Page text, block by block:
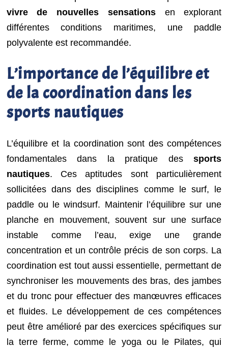
vivre de nouvelles sensationsen explorant
différentes conditions maritimes, une paddle
polyvalente est recommandée.
L’importance de l’équilibre et
de la coordination dans les
sports nautiques
L’équilibre et la coordination sont des compétences
fondamentales dans la pratique dessports
nautiques. Ces aptitudes sont particulièrement
sollicitées dans des disciplines comme le surf, le
paddle ou le windsurf. Maintenir l’équilibre sur une
planche en mouvement, souvent sur une surface
instable comme l’eau, exige une grande
concentration et un contrôle précis de son corps. La
coordination est tout aussi essentielle, permettant de
synchroniser les mouvements des bras, des jambes
et du tronc pour effectuer des manœuvres efficaces
et fluides. Le développement de ces compétences
peut être amélioré par des exercices spécifiques sur
la terre ferme, comme le yoga ou le Pilates, qui